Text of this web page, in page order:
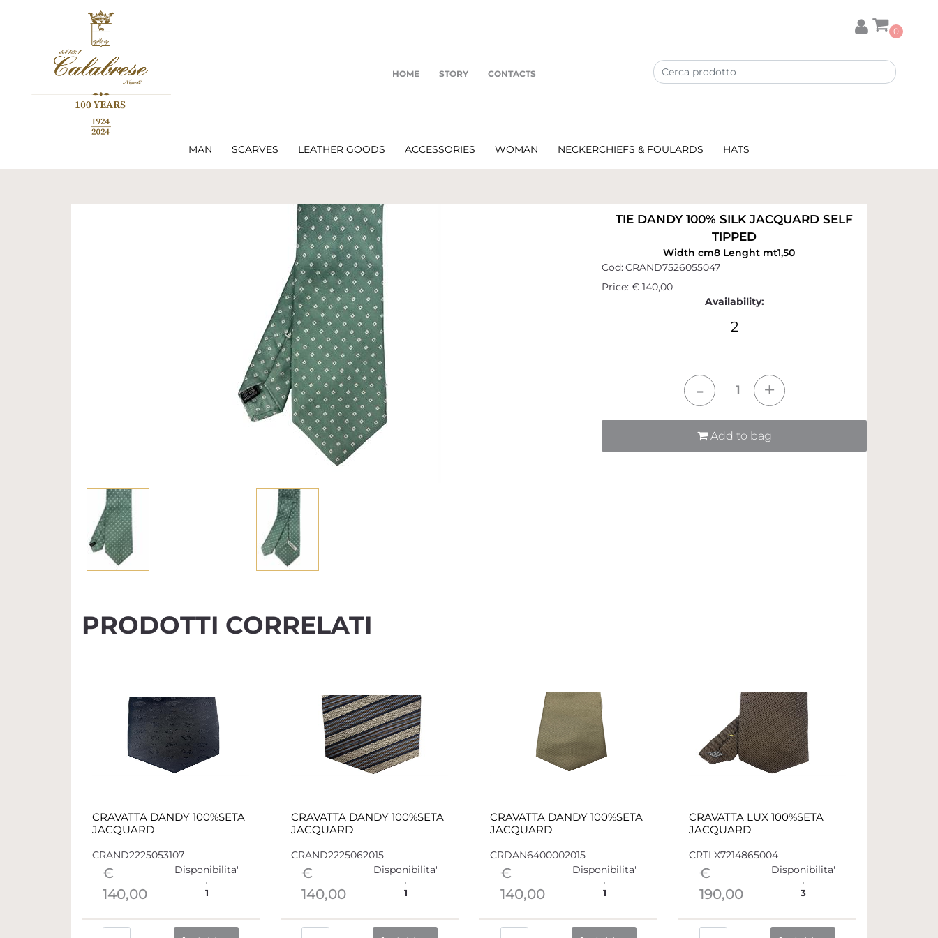
HOME STORY CONTACTS
0
MAN SCARVES LEATHER GOODS ACCESSORIES WOMAN NECKERCHIEFS & FOULARDS HATS
TIE DANDY 100% SILK JACQUARD SELF
TIPPED
Width cm8 Lenght mt1,50
Cod:CRAND7526055047
Price: € 140,00
Availability:
2
Add to bag
PRODOTTI CORRELATI
CRAVATTA DANDY 100%SETA
JACQUARD
CRAND2225053107
€
140,00
Disponibilita'
1
CRAVATTA DANDY 100%SETA
JACQUARD
CRAND2225062015
€
140,00
Disponibilita'
1
CRAVATTA DANDY 100%SETA
JACQUARD
CRDAN6400002015
€
140,00
Disponibilita'
1
CRAVATTA LUX 100%SETA
JACQUARD
CRTLX7214865004
€
190,00
Disponibilita'
3